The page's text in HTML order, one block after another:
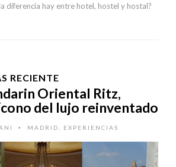
diferencia hay entre hotel, hostel y hostal?
RECIENTE
Oriental Ritz,
del lujo reinventado
• MADRID EXPERIENCIAS